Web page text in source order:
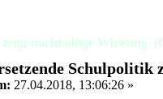
nachhaltige Wirkung
Schulpolitik
27.04.2018, 13:06:26 »